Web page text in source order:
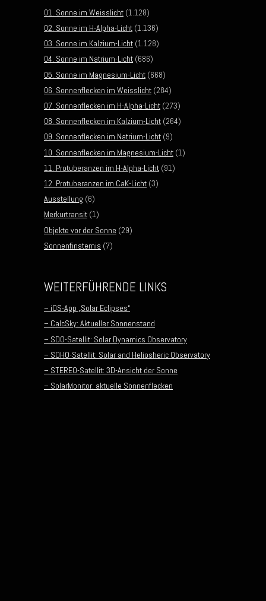
01. Sonne im Weisslicht (1.128)
02. Sonne im H-Alpha-Licht (1.136)
03. Sonne im Kalzium-Licht (1.128)
04. Sonne im Natrium-Licht (686)
05. Sonne im Magnesium-Licht (668)
06. Sonnenflecken im Weisslicht (284)
07. Sonnenflecken im H-Alpha-Licht (273)
08. Sonnenflecken im Kalzium-Licht (264)
09. Sonnenflecken im Natrium-Licht (9)
10. Sonnenflecken im Magnesium-Licht (1)
11. Protuberanzen im H-Alpha-Licht (91)
12. Protuberanzen im CaK-Licht (3)
Ausstellung (6)
Merkurtransit (1)
Objekte vor der Sonne (29)
Sonnenfinsternis (7)
WEITERFÜHRENDE LINKS
– iOS-App „Solar Eclipses“
– CalcSky: Aktueller Sonnenstand
– SDO-Satellit: Solar Dynamics Observatory
– SOHO-Satellit: Solar and Heliosheric Observatory
– STEREO-Satellit: 3D-Ansicht der Sonne
– SolarMonitor: aktuelle Sonnenflecken